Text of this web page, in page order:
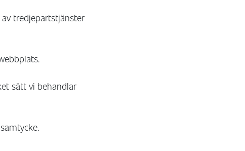
tredjepartstjänster
sätt vi behandlar